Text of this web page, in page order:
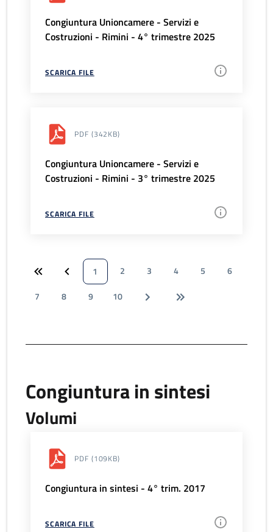
Congiuntura Unioncamere - Servizi e
Costruzioni - Rimini - 4° trimestre 2025
SCARICA FILE
PDF (342KB)
Congiuntura Unioncamere - Servizi e
Costruzioni - Rimini - 3° trimestre 2025
SCARICA FILE
1 2 3 4 5
6
7
8 9 10
Congiuntura in sintesi
Volumi
PDF (109KB)
Congiuntura in sintesi - 4° trim. 2017
SCARICA FILE